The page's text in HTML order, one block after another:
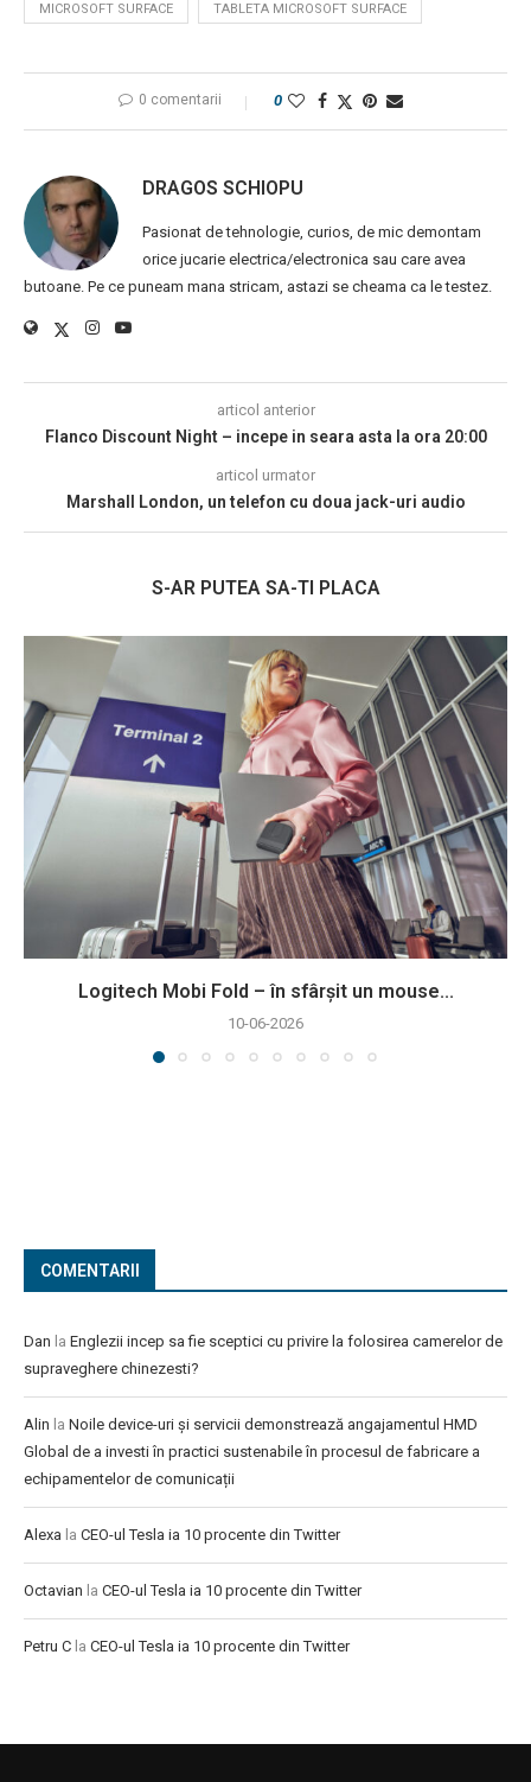
MICROSOFT SURFACE TABLETA MICROSOFT SURFACE
0 comentarii 0
DRAGOS SCHIOPU
Pasionat de tehnologie, curios, de mic demontam
orice jucarie electrica/electronica sau care avea
butoane. Pe ce puneam mana stricam, astazi se cheama ca le testez.
articol anterior
Flanco Discount Night – incepe in seara asta la ora 20:00
articol urmator
Marshall London, un telefon cu doua jack-uri audio
S-AR PUTEA SA-TI PLACA
Logitech Mobi Fold – în sfârșit un mouse...
10-06-2026
COMENTARII
Dan la Englezii incep sa fie sceptici cu privire la folosirea camerelor de
supraveghere chinezesti?
Alin la Noile device-uri și servicii demonstrează angajamentul HMD
Global de a investi în practici sustenabile în procesul de fabricare a
echipamentelor de comunicații
Alexa la CEO-ul Tesla ia 10 procente din Twitter
Octavian la CEO-ul Tesla ia 10 procente din Twitter
Petru C la CEO-ul Tesla ia 10 procente din Twitter